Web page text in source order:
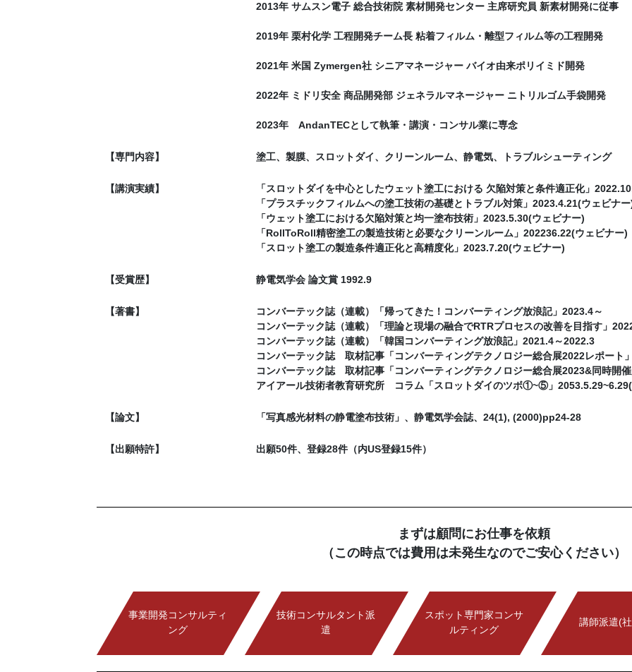
2013年 サムスン電子 総合技術院 素材開発センター 主席研究員 新素材開発に従事
2019年 栗村化学 工程開発チーム長 粘着フィルム・離型フィルム等の工程開発
2021年 米国 Zymergen社 シニアマネージャー バイオ由来ポリイミド開発
2022年 ミドリ安全 商品開発部 ジェネラルマネージャー ニトリルゴム手袋開発
2023年 AndanTECとして執筆・講演・コンサル業に専念
【専門内容】 塗工、製膜、スロットダイ、クリーンルーム、静電気、トラブルシューティング
【講演実績】
「スロットダイを中心としたウェット塗工における 欠陥対策と条件適正化」
「プラスチックフィルムへの塗工技術の基礎とトラブル対策」2023.4.21(ウェビナ
「ウェット塗工における欠陥対策と均一塗布技術」2023.5.30(ウェビナー)
「RollToRoll精密塗工の製造技術と必要なクリーンルーム」202236.22(ウェビナー)
「スロット塗工の製造条件適正化と高精度化」2023.7.20(ウェビナー)
【受賞歴】 静電気学会 論文賞 1992.9
【著書】
コンバーテック誌（連載）「帰ってきた！コンバーティング放浪記」2023.4～
コンバーテック誌（連載）「理論と現場の融合でRTRプロセスの改善を目指す」
コンバーテック誌（連載）「韓国コンバーティング放浪記」2021.4～2022.3
コンバーテック誌 取材記事「コンバーティングテクノロジー総合展2022レポート
コンバーテック誌 取材記事「コンバーティングテクノロジー総合展2023&同時開
アイアール技術者教育研究所 コラム「スロットダイのツボ①~⑤」
【論文】 「写真感光材料の静電塗布技術」、静電気学会誌、24(1), (2000)pp24-28
【出願特許】 出願50件、登録28件（内US登録15件）
まずは顧問にお仕事を依頼
（この時点では費用は未発生なのでご安心ください）
事業開発コンサルティ
ング
技術コンサルタント派
遣
スポット専門家コンサ
ルティング
講師派遣(